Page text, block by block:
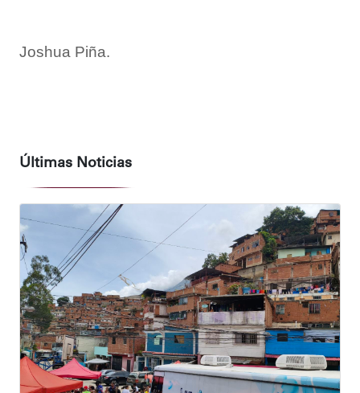
Joshua Piña.
Últimas Noticias